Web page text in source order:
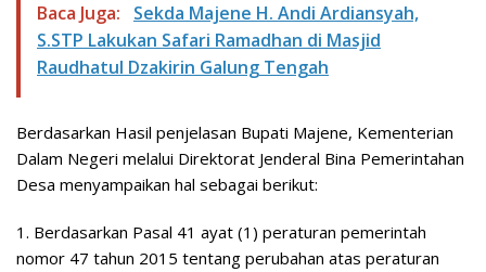
Baca Juga:
Sekda Majene H. Andi Ardiansyah,
S.STP Lakukan Safari Ramadhan di Masjid
Raudhatul Dzakirin Galung Tengah
Berdasarkan Hasil penjelasan Bupati Majene, Kementerian
Dalam Negeri melalui Direktorat Jenderal Bina Pemerintahan
Desa menyampaikan hal sebagai berikut:
1. Berdasarkan Pasal 41 ayat (1) peraturan pemerintah
nomor 47 tahun 2015 tentang perubahan atas peraturan